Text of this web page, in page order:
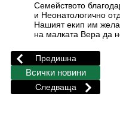
Семейството
и Неонатологично
Нашият екип им
на малката Вера да